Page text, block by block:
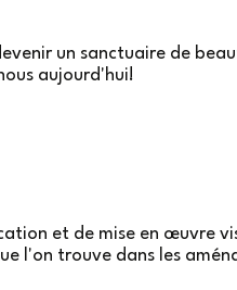
un sanctuaire de
aujourd'hui!
et de mise en œuvre
l'on trouve dans les